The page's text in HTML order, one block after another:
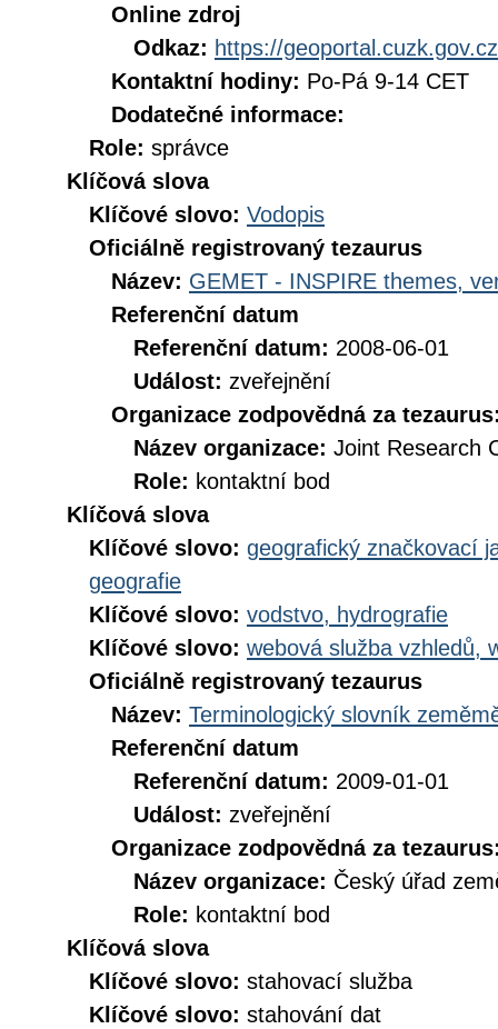
Online zdroj
Odkaz: https://geoportal.cuzk.gov.cz
Kontaktní hodiny: Po-Pá 9-14 CET
Dodatečné informace:
Role: správce
Klíčová slova
Klíčové slovo: Vodopis
Oficiálně registrovaný tezaurus
Název: GEMET - INSPIRE themes,
Referenční datum
Referenční datum: 2008-06-01
Událost: zveřejnění
Organizace zodpovědná za
Název organizace: Joint Research
Role: kontaktní bod
Klíčová slova
Klíčové slovo: geografický značkovací
geografie
Klíčové slovo: vodstvo, hydrografie
Klíčové slovo: webová služba vzhledů,
Oficiálně registrovaný tezaurus
Název: Terminologický slovník
Referenční datum
Referenční datum: 2009-01-01
Událost: zveřejnění
Organizace zodpovědná za
Název organizace: Český úřad
Role: kontaktní bod
Klíčová slova
Klíčové slovo: stahovací služba
Klíčové slovo: stahování dat